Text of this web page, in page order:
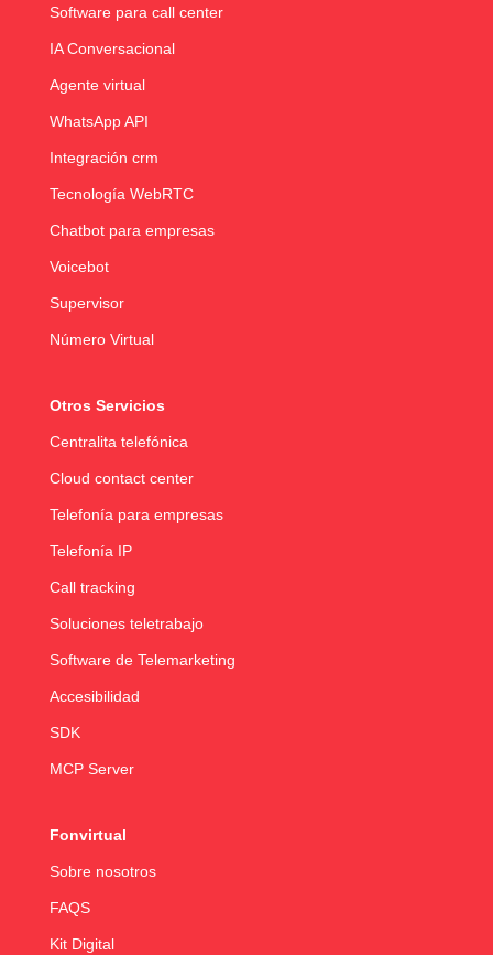
Software para call center
IA Conversacional
Agente virtual
WhatsApp API
Integración crm
Tecnología WebRTC
Chatbot para empresas
Voicebot
Supervisor
Número Virtual
Otros Servicios
Centralita telefónica
Cloud contact center
Telefonía para empresas
Telefonía IP
Call tracking
Soluciones teletrabajo
Software de Telemarketing
Accesibilidad
SDK
MCP Server
Fonvirtual
Sobre nosotros
FAQS
Kit Digital